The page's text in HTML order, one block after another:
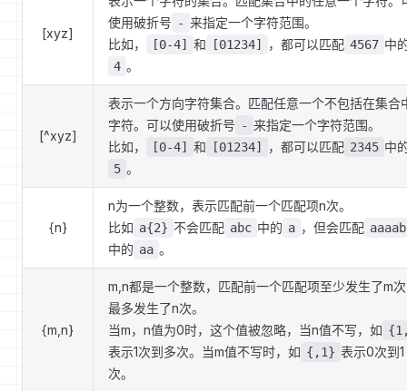
[xyz]
使用破折号 - 来指定一个字符范围。
比如，
[0-4] 和 [01234] ，都可以匹配 4567 中
4 。
[^xyz]
表示一个方向字符集合。匹配任意一个不包括在集合
字符。可以使用破折号 - 来指定一个字符范围。
比如，
[0-4] 和 [01234] ，都可以匹配 2345 中
5 。
{n}
n为一个整数，表示匹配前一个匹配项n次。
比如 a{2} 不会匹配 abc 中的 a ，但会匹配
中的 aa 。
{m,n}
m,n都是一个整数，匹配前一个匹配项至少发生了m
最多发生了n次。
当m，n值为0时，这个值被忽略，当n值不写，如
表示1次到多次。当m值不写时，如 {,1} 表示0次到1
次。